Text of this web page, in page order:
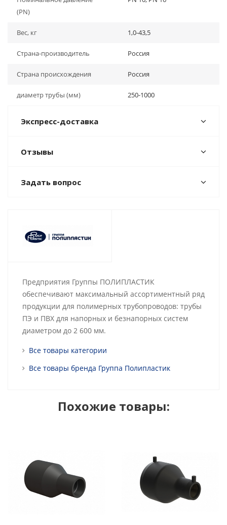
(PN)
Вес, кг 1,0-43,5
Страна-производитель Россия
Страна происхождения Россия
диаметр трубы (мм) 250-1000
Экспресс-доставка
Отзывы
Задать вопрос
Предприятия Группы ПОЛИПЛАСТИК
обеспечивают максимальный ассортиментный ряд
продукции для полимерных трубопроводов: трубы
ПЭ и ПВХ для напорных и безнапорных систем
диаметром до 2 600 мм.
Все товары категории
Все товары бренда Группа Полипластик
Похожие товары: